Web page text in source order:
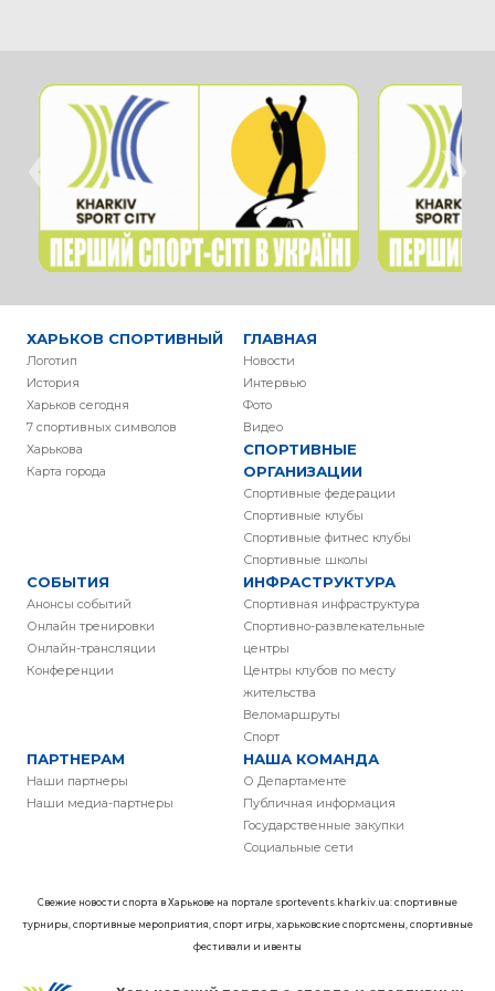
‹ ›
ХАРЬКОВ СПОРТИВНЫЙ
Логотип
История
Харьков сегодня
7 спортивных символов
Харькова
Карта города
ГЛАВНАЯ
Новости
Интервью
Фото
Видео
СПОРТИВНЫЕ
ОРГАНИЗАЦИИ
Спортивные федерации
Спортивные клубы
Спортивные фитнес клубы
Спортивные школы
СОБЫТИЯ
Анонсы событий
Онлайн тренировки
Онлайн-трансляции
Конференции
ИНФРАСТРУКТУРА
Спортивная инфраструктура
Спортивно-развлекательные
центры
Центры клубов по месту
жительства
Веломаршруты
Спорт
ПАРТНЕРАМ
Наши партнеры
Наши медиа-партнеры
НАША КОМАНДА
О Департаменте
Публичная информация
Государственные закупки
Социальные сети
Свежие новости спорта в Харькове на портале sportevents.kharkiv.ua: спортивные
турниры, спортивные мероприятия, спорт игры, харьковские спортсмены, спортивные
фестивали и ивенты